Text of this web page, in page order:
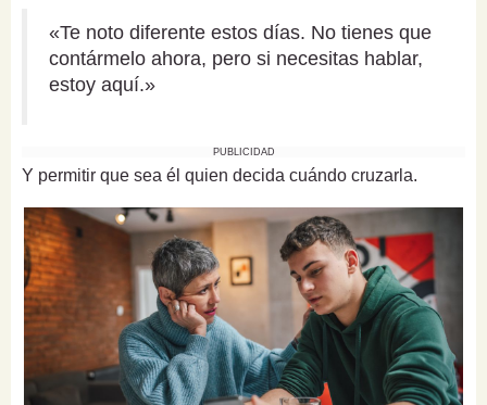
«Te noto diferente estos días. No tienes que
contármelo ahora, pero si necesitas hablar,
estoy aquí.»
PUBLICIDAD
Y permitir que sea él quien decida cuándo cruzarla.